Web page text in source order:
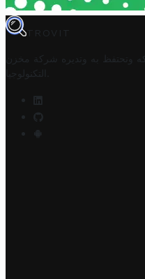
TROVIT
وتحتفظ به وتديره
شركة مخزن
التكنولوجيا